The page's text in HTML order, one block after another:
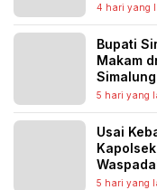
4 hari yang
Bupati
Makam
Penerus
5 hari yang
Usai
5 hari yang